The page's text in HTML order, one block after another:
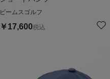
ビームスゴルフ
￥ 17,600税込